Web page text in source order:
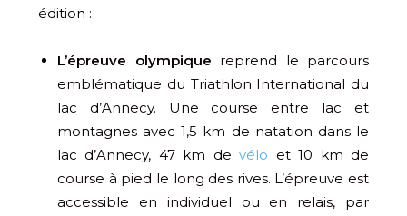
édition :
L’épreuve olympique reprend le parcours
emblématique du Triathlon International du
lac d’Annecy. Une course entre lac et
montagnes avec 1,5 km de natation dans le
lac d’Annecy, 47 km devélo et 10 km de
course à pied le long des rives. L’épreuve est
accessible en individuel ou en relais, par